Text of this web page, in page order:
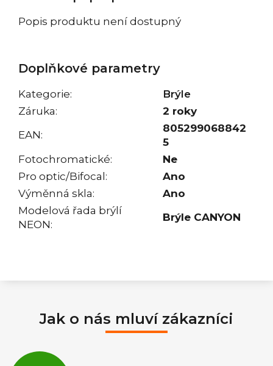
Popis produktu není dostupný
Doplňkové parametry
Kategorie:
Brýle
Záruka:
2 roky
EAN:
805299068842
5
Fotochromatické:
Ne
Pro optic/Bifocal:
Ano
Výměnná skla:
Ano
Modelová řada brýlí
NEON:
Brýle CANYON
Jak o nás mluví zákazníci